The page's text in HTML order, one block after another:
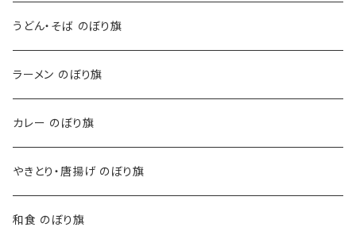
うどん・そば のぼり旗
ラーメン のぼり旗
カレー のぼり旗
やきとり・唐揚げ のぼり旗
和食 のぼり旗